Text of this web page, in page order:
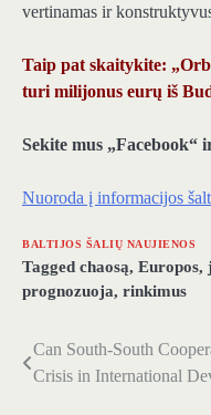
vertinamas ir
Taip pat skaitykite:
turi milijonus eurų iš
Sekite mus „Facebook“
Nuoroda į informacijos
BALTIJOS ŠALIŲ NAUJIENOS
Tagged chaosą, Europos,
prognozuoja, rinkimus
Navigacija
Can South-South
Crisis in International